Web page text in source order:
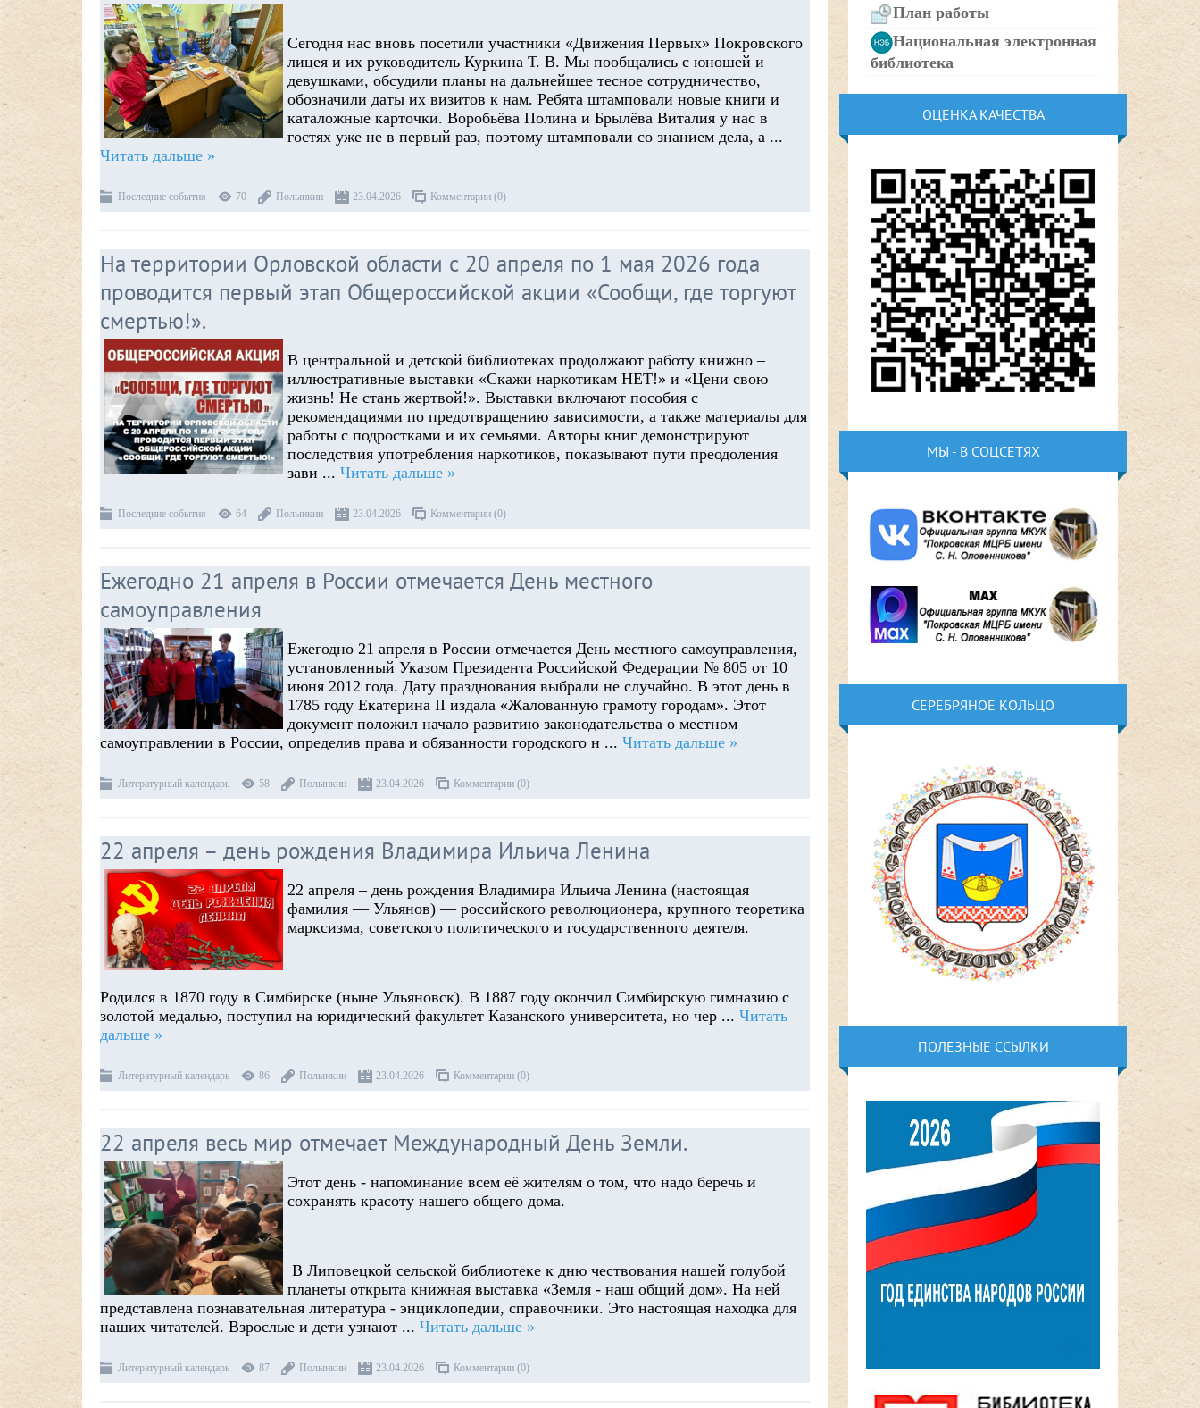
Сегодня нас вновь посетили участники «Движения Первых» Покровского
лицея и их руководитель Куркина Т. В. Мы пообщались с юношей и
девушками, обсудили планы на дальнейшее тесное сотрудничество,
обозначили даты их визитов к нам. Ребята штамповали новые книги и
каталожные карточки. Воробьёва Полина и Брылёва Виталия у нас в
гостях уже не в первый раз, поэтому штамповали со знанием дела, а ...
Читать дальше »
Последние события 70 Полынкин 23.04.2026 Комментарии (0)
На территории Орловской области с 20 апреля по 1 мая 2026 года
проводится первый этап Общероссийской акции «Сообщи, где торгуют
смертью!».
В центральной и детской библиотеках продолжают работу книжно –
иллюстративные выставки «Скажи наркотикам НЕТ!» и «Цени свою
жизнь! Не стань жертвой!». Выставки включают пособия с
рекомендациями по предотвращению зависимости, а также материалы для
работы с подростками и их семьями. Авторы книг демонстрируют
последствия употребления наркотиков, показывают пути преодоления
зави ... Читать дальше »
Последние события 64 Полынкин 23.04.2026 Комментарии (0)
Ежегодно 21 апреля в России отмечается День местного
самоуправления
Ежегодно 21 апреля в России отмечается День местного самоуправления,
установленный Указом Президента Российской Федерации № 805 от 10
июня 2012 года. Дату празднования выбрали не случайно. В этот день в
1785 году Екатерина II издала «Жалованную грамоту городам». Этот
документ положил начало развитию законодательства о местном
самоуправлении в России, определив права и обязанности городского н ... Читать дальше »
Литературный календарь 58 Полынкин 23.04.2026 Комментарии (0)
22 апреля – день рождения Владимира Ильича Ленина
22 апреля – день рождения Владимира Ильича Ленина (настоящая
фамилия — Ульянов) — российского революционера, крупного теоретика
марксизма, советского политического и государственного деятеля.
Родился в 1870 году в Симбирске (ныне Ульяновск). В 1887 году окончил Симбирскую гимназию с
золотой медалью, поступил на юридический факультет Казанского университета, но чер ... Читать
дальше »
Литературный календарь 86 Полынкин 23.04.2026 Комментарии (0)
22 апреля весь мир отмечает Международный День Земли.
Этот день - напоминание всем её жителям о том, что надо беречь и
сохранять красоту нашего общего дома.
В Липовецкой сельской библиотеке к дню чествования нашей голубой
планеты открыта книжная выставка «Земля - наш общий дом». На ней
представлена познавательная литература - энциклопедии, справочники. Это настоящая находка для
наших читателей. Взрослые и дети узнают ... Читать дальше »
Литературный календарь 87 Полынкин 23.04.2026 Комментарии (0)
План работы
Национальная электронная
библиотека
ОЦЕНКА КАЧЕСТВА
МЫ - В СОЦСЕТЯХ
СЕРЕБРЯНОЕ КОЛЬЦО
ПОЛЕЗНЫЕ ССЫЛКИ